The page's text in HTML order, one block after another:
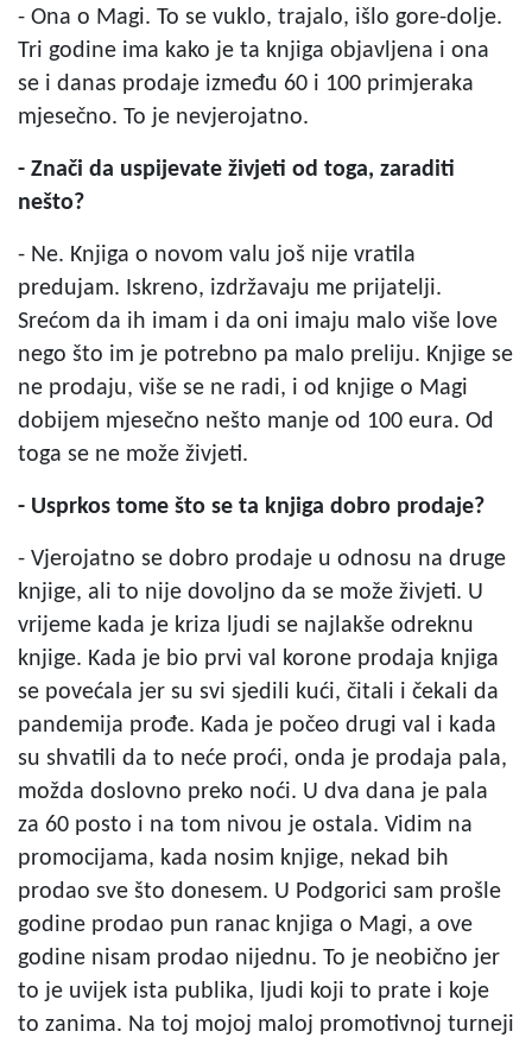
- Ona o Magi. To se vuklo, trajalo, išlo gore-dolje.
Tri godine ima kako je ta knjiga objavljena i ona
se i danas prodaje između 60 i 100 primjeraka
mjesečno. To je nevjerojatno.
- Znači da uspijevate živjeti od toga, zaraditi
nešto?
- Ne. Knjiga o novom valu još nije vratila
predujam. Iskreno, izdržavaju me prijatelji.
Srećom da ih imam i da oni imaju malo više love
nego što im je potrebno pa malo preliju. Knjige se
ne prodaju, više se ne radi, i od knjige o Magi
dobijem mjesečno nešto manje od 100 eura. Od
toga se ne može živjeti.
- Usprkos tome što se ta knjiga dobro prodaje?
- Vjerojatno se dobro prodaje u odnosu na druge
knjige, ali to nije dovoljno da se može živjeti. U
vrijeme kada je kriza ljudi se najlakše odreknu
knjige. Kada je bio prvi val korone prodaja knjiga
se povećala jer su svi sjedili kući, čitali i čekali da
pandemija prođe. Kada je počeo drugi val i kada
su shvatili da to neće proći, onda je prodaja pala,
možda doslovno preko noći. U dva dana je pala
za 60 posto i na tom nivou je ostala. Vidim na
promocijama, kada nosim knjige, nekad bih
prodao sve što donesem. U Podgorici sam prošle
godine prodao pun ranac knjiga o Magi, a ove
godine nisam prodao nijednu. To je neobično jer
to je uvijek ista publika, ljudi koji to prate i koje
to zanima. Na toj mojoj maloj promotivnoj turneji